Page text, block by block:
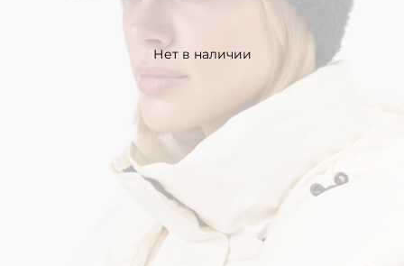
Нет в наличии